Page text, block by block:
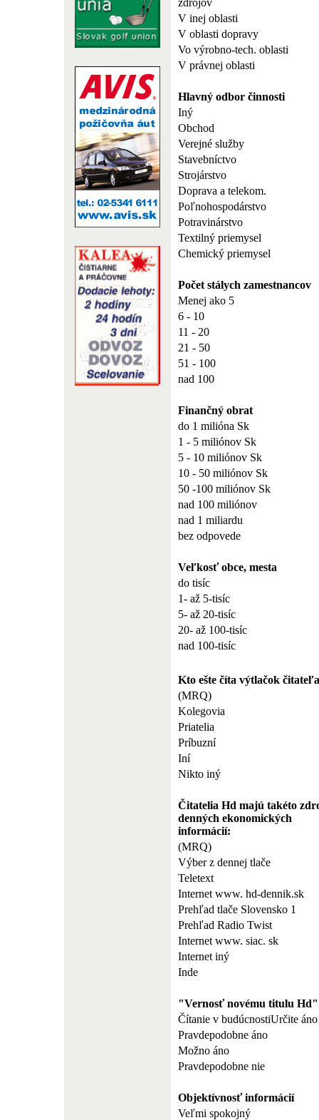
V inej oblasti
V oblasti dopravy
Vo výrobno-tech. oblasti
V právnej oblasti
Hlavný odbor činnosti
Iný
Obchod
Verejné služby
Stavebníctvo
Strojárstvo
Doprava a telekom.
Poľnohospodárstvo
Potravinárstvo
Textilný priemysel
Chemický priemysel
Počet stálych zamestnancov
Menej ako 5
6 - 10
11 - 20
21 - 50
51 - 100
nad 100
Finančný obrat
do 1 milióna Sk
1 - 5 miliónov Sk
5 - 10 miliónov Sk
10 - 50 miliónov Sk
50 -100 miliónov Sk
nad 100 miliónov
nad 1 miliardu
bez odpovede
Veľkosť obce, mesta
do tisíc
1- až 5-tisíc
5- až 20-tisíc
20- až 100-tisíc
nad 100-tisíc
Kto ešte číta výtlačok
(MRQ)
Kolegovia
Priatelia
Príbuzní
Iní
Nikto iný
Čitatelia Hd majú takéto
denných ekonomických
informácií:
(MRQ)
Výber z dennej tlače
Teletext
Internet www. hd-dennik.sk
Prehľad tlače Slovensko 1
Prehľad Radio Twist
Internet www. siac. sk
Internet iný
Inde
"Vernosť novému titulu
Čítanie v budúcnostiUrčite áno
Pravdepodobne áno
Možno áno
Pravdepodobne nie
Objektívnosť informácií
Veľmi spokojný